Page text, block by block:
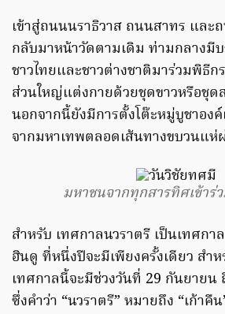
เข้าสู่ถนนนราธิวาส ถนนสาทร แล
กลับมาหน้าวัดตามเดิม ท่ามกลางมี
ชาวไทยและชาวต่างชาติมาร่วมพิธี
ส่วนใหญ่แต่งกายด้วยชุดขาวหรือชุด
นอกจากนี้ยังมีการตั้งโต๊ะหมู่บูชาอง
จากมหาเทพตลอดเส้นทางขบวนแ
มหาชนจากทุกสารทิศเข้าร่
สำหรับ เทศกาลนวราตรี เป็นเทศกา
ฮินดู ที่หนึ่งปีจะมีเพียงครั้งเดียว สำ
เทศกาลนี้จะมีช่วงวันที่ 29 กันยายน
ซึ่งคำว่า “นวราตรี” หมายถึง “เก้า